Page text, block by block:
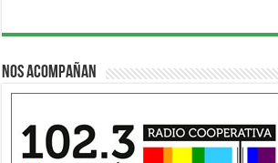
Nos acompañan